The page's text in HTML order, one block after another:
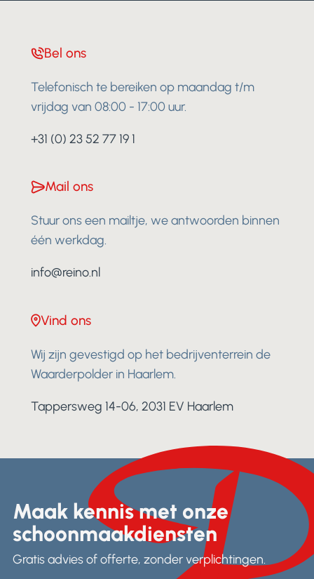
Bel ons
Telefonisch te bereiken op maandag t/m
vrijdag van 08:00 - 17:00 uur.
+31 (0) 23 52 77 19 1
Mail ons
Stuur ons een mailtje, we antwoorden binnen
één werkdag.
info@reino.nl
Vind ons
Wij zijn gevestigd op het bedrijventerrein de
Waarderpolder in Haarlem.
Tappersweg 14-06, 2031 EV Haarlem
Maak kennis met onze
schoonmaakdiensten
Gratis advies of offerte, zonder verplichtingen.